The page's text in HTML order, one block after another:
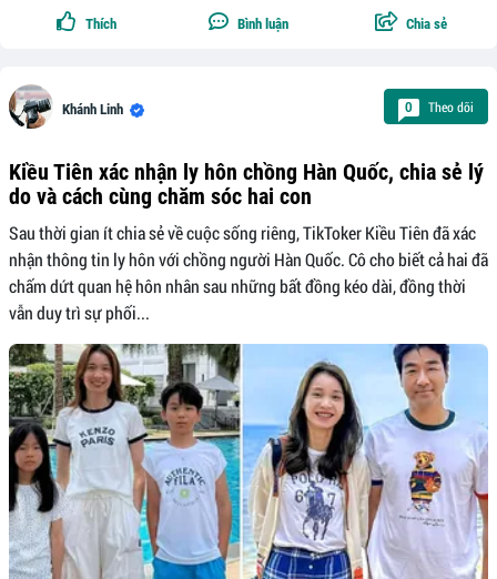
Thích Bình luận Chia sẻ
Khánh Linh 0 Theo dõi
Kiều Tiên xác nhận ly hôn chồng Hàn Quốc, chia sẻ lý
do và cách cùng chăm sóc hai con
Sau thời gian ít chia sẻ về cuộc sống riêng, TikToker Kiều Tiên đã xác
nhận thông tin ly hôn với chồng người Hàn Quốc. Cô cho biết cả hai đã
chấm dứt quan hệ hôn nhân sau những bất đồng kéo dài, đồng thời
vẫn duy trì sự phối...